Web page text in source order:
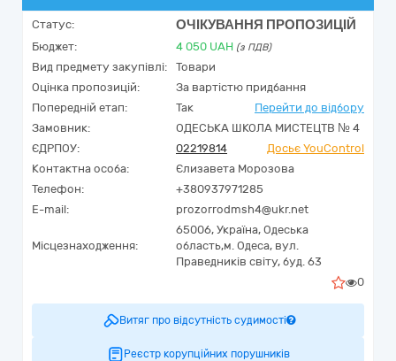
Статус: ОЧІКУВАННЯ ПРОПОЗИЦІЙ
Бюджет: 4 050 UAH (з ПДВ)
Вид предмету закупівлі:
Товари
Оцінка пропозицій:
За вартістю придбання
Попередній етап:
Так
Перейти до відбору
Замовник:
ОДЕСЬКА ШКОЛА МИСТЕЦТВ № 4
ЄДРПОУ:
02219814
Досьє YouControl
Контактна особа:
Єлизавета Морозова
Телефон:
+380937971285
E-mail:
prozorrodmsh4@ukr.net
Місцезнаходження:
65006, Україна, Одеська
область,м. Одеса, вул.
Праведників світу, буд. 63
0
Витяг про відсутність судимості
Реєстр корупційних порушників